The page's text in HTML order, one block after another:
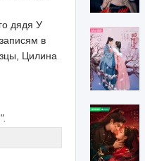
дядя У
в
Цилина